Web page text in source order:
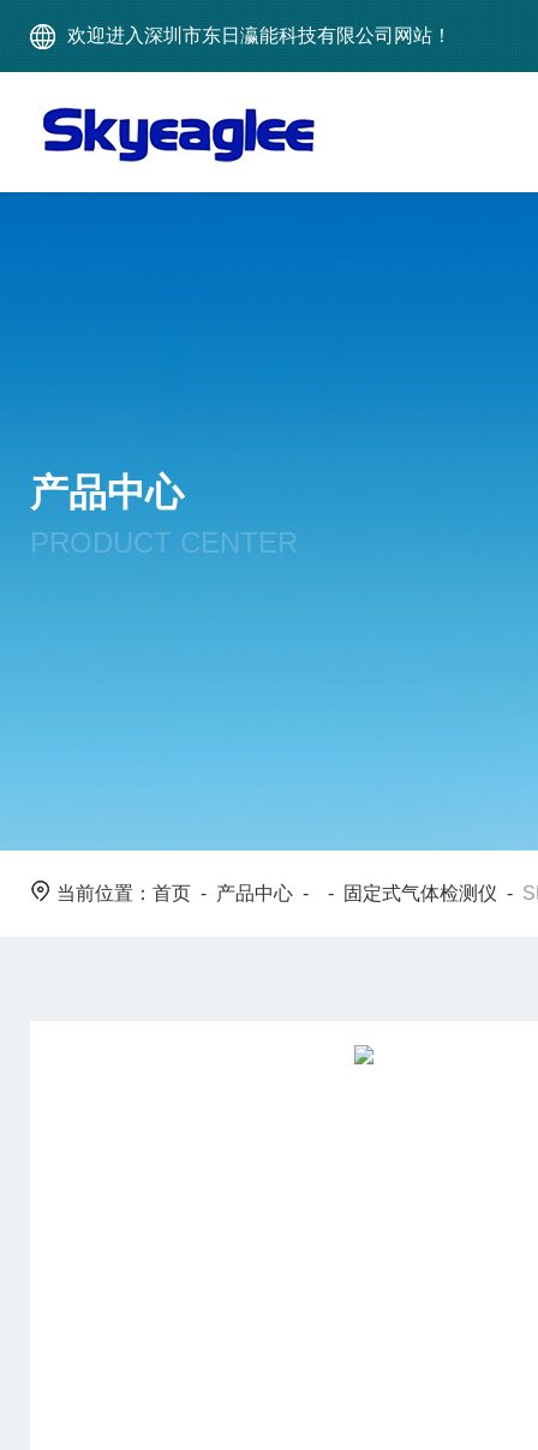
欢迎进入深圳市东日瀛能科技有限公司网站！
产品中心
PRODUCT CENTER
当前位置： 首页 - 产品中心 - - 固定式气体检测仪 -